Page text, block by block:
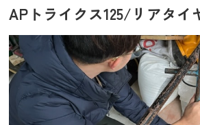
APトライクス125/リアタイ